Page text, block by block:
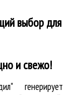
выбор для
и свежо!
генерирует